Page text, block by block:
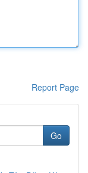
Report Page
Go